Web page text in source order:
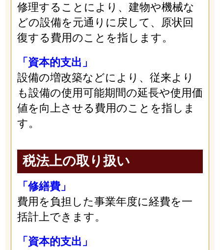
修理することにより、建物や機械な
どの設備を元通りに戻して、原状回
復する費用のことを指します。
「資本的支出」
設備の増改築などにより、従来より
も設備の使用可能期間の延長や使用価
値を向上させる費用のことを指しま
す。
税法上の取り扱い
「修繕費」
費用を負担した事業年度に経費を一
括計上できます。
「資本的支出」